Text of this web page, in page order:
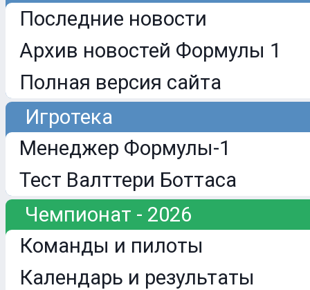
Последние новости
Архив новостей Формулы 1
Полная версия сайта
Игротека
Менеджер Формулы-1
Тест Валттери Боттаса
Чемпионат - 2026
Команды и пилоты
Календарь и результаты